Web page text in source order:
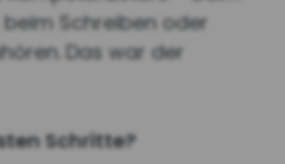
Schreiben oder
Das war der
Schritte?